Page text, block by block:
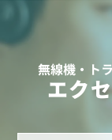
無線機・ト
エク